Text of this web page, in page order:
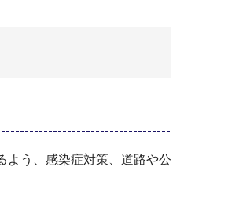
よう、感染症対策、道路や公